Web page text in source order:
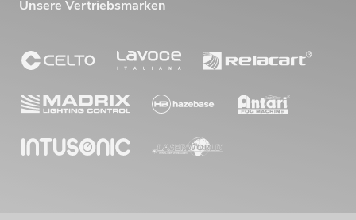
Unsere Vertriebsmarken